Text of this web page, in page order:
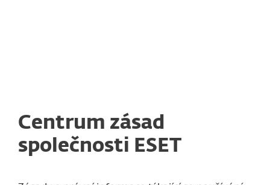
Centrum zásad
společnosti ESET